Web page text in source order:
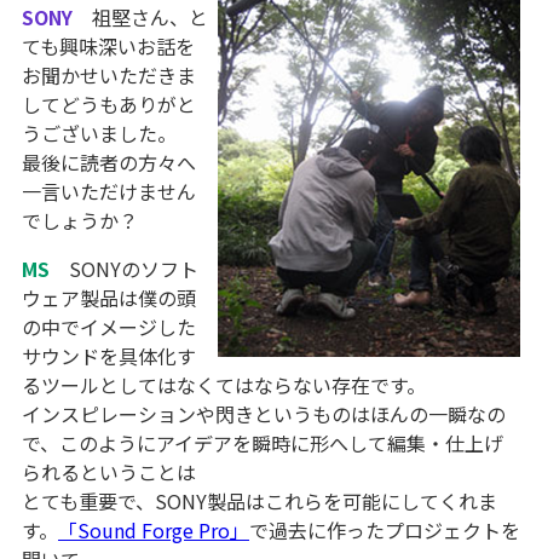
SONY 祖堅さん、と
ても興味深いお話を
お聞かせいただきま
してどうもありがと
うございました。
最後に読者の方々へ
一言いただけません
でしょうか？
MS SONYのソフト
ウェア製品は僕の頭
の中でイメージした
サウンドを具体化す
るツールとしてはなくてはならない存在です。
インスピレーションや閃きというものはほんの一瞬なの
で、このようにアイデアを瞬時に形へして編集・仕上げ
られるということは
とても重要で、SONY製品はこれらを可能にしてくれま
す。
「Sound Forge Pro」 で過去に作ったプロジェクトを